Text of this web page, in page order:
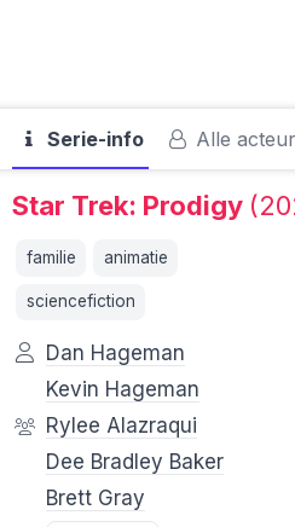
Serie-info Alle
Star Trek: Prodigy
familie animatie
sciencefiction
Dan Hageman
Kevin Hageman
Rylee Alazraqui
Dee Bradley Baker
Brett Gray